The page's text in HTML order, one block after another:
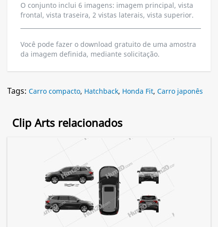
O conjunto inclui 6 imagens: imagem principal, vista
frontal, vista traseira, 2 vistas laterais, vista superior.
Você pode fazer o download gratuito de uma amostra
da imagem definida, mediante solicitação.
Tags: Carro compacto, Hatchback, Honda Fit, Carro japonês
Clip Arts relacionados